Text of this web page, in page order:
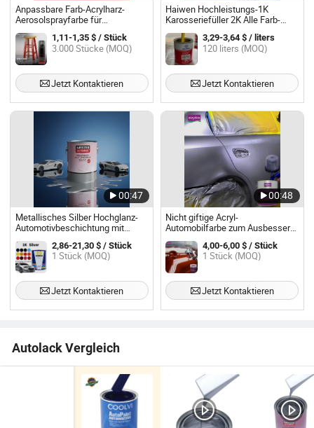
Anpassbare Farb-Acrylharz-
Aerosolsprayfarbe für
Autolackbeschichtungen,
Reparaturen und
Kratzschutzbeschichtungen für
Autos und andere Anwendungen
1,11-1,35 $ / Stück
3.000 Stücke (MOQ)
Jetzt Kontaktieren
Haiwen Hochleistungs-1K
Karosseriefüller 2K Alle Farb-
Beschichtungen für die
Autolackierung mit Fabrikpreis
1litre 4litre
3,29-3,64 $ / liters
120 liters (MOQ)
Jetzt Kontaktieren
00:47
Metallisches Silber Hochglanz-
Automotivbeschichtung mit
starker Haftung
2,86-21,30 $ / Stück
1 Stück (MOQ)
Jetzt Kontaktieren
00:48
Nicht giftige Acryl-
Automobilfarbe zum Ausbessern,
glatte Autolackierung,
mehrfarbige metallische
Fahrzeuglackbeschichtung mit
hohem Feststoffgehalt
4,00-6,00 $ / Stück
1 Stück (MOQ)
Jetzt Kontaktieren
Autolack Vergleich